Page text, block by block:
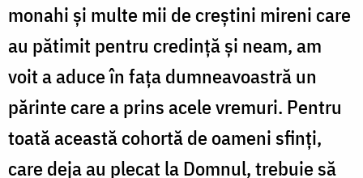
monahi și multe mii de creștini mireni care
au pătimit pentru credință și neam, am
voit a aduce în fața dumneavoastră un
părinte care a prins acele vremuri. Pentru
toată această cohortă de oameni sfinți,
care deja au plecat la Domnul, trebuie să